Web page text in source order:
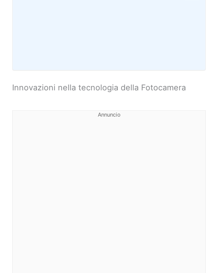
Innovazioni nella tecnologia della Fotocamera
Annuncio